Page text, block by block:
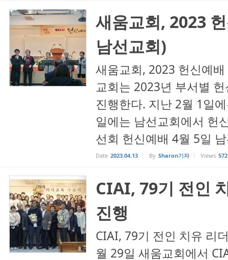
새움교회, 2023
남선교회)
새움교회, 2023 헌신예
교회는 2023년 부서별
진행한다. 지난 2월 1일
일에는 남선교회에서 헌
선회 헌신예배 4월 5일
Date 2023.04.13 By Sharon기자 Views 572
CIAI, 79기 전인
진행
CIAI, 79기 전인 치유 리
월 29일 새움교회에서